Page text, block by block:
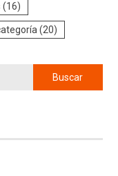
(16)
(20)